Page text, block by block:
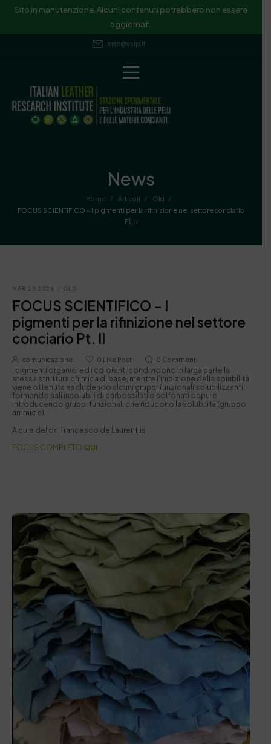
Sito in manutenzione. Alcuni contenuti potrebbero non essere
aggiornati.
ssip@ssip.it
News
Home / Articoli / Old
/
FOCUS SCIENTIFICO – I pigmenti per la rifinizione nel settore conciario
Pt. II
MAR 20 2026 / OLD
FOCUS SCIENTIFICO – I
pigmenti per la rifinizione nel settore
conciario Pt. II
comunicazione 0 Like Post 0 Comment
I pigmenti organici ed i coloranti condividono in larga parte la
stessa struttura chimica di base, mentre l’inibizione della solubilità
viene ottenuta escludendo alcuni gruppi funzionali solubilizzanti,
formando sali insolubili di carbossilati o solfonati oppure
introducendo gruppi funzionali che riducono la solubilità (gruppo
ammide).
A cura del dr. Francesco de Laurentiis
FOCUS COMPLETO QUI